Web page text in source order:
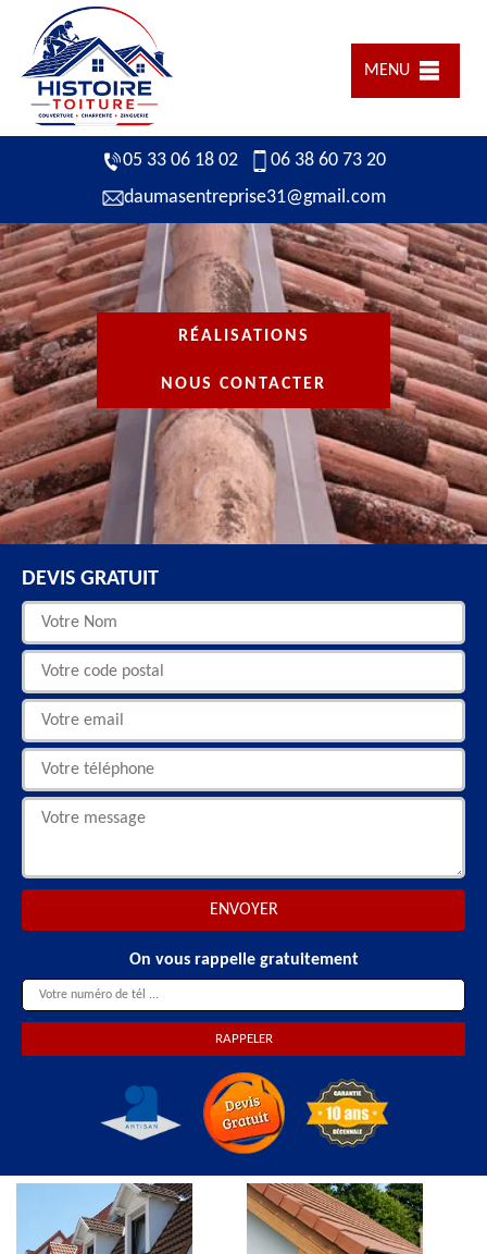
MENU
05 33 06 18 02
06 38 60 73 20
daumasentreprise31@gmail.com
RÉALISATIONS
NOUS CONTACTER
DEVIS GRATUIT
On vous rappelle gratuitement